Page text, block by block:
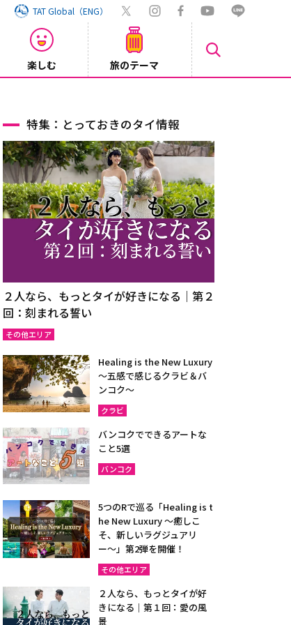
TAT Global（ENG）
楽しむ 旅のテーマ
特集：とっておきのタイ情報
２人なら、もっとタイが好きになる｜第２
回：刻まれる誓い
その他エリア
Healing is the New Luxury
～五感で感じるクラビ＆バ
ンコク～
クラビ
バンコクでできるアートな
こと5選
バンコク
5つのRで巡る「Healing is t
he New Luxury ～癒しこ
そ、新しいラグジュアリ
ー〜」第2弾を開催！
その他エリア
２人なら、もっとタイが好
きになる｜第１回：愛の風
景